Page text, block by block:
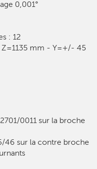
0,001°
: 12
mm - Y=+/- 45
0011 sur la broche
46 sur la contre broche